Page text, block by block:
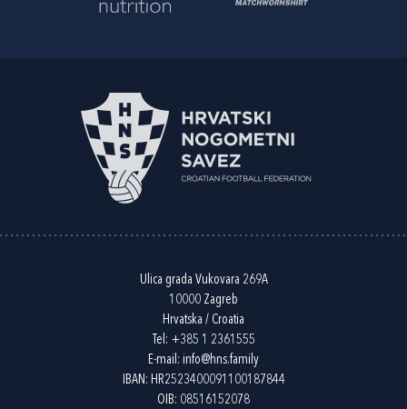
Ulica grada Vukovara 269A
10000 Zagreb
Hrvatska / Croatia
Tel: +385 1 2361555
E-mail: info@hns.family
IBAN: HR2523400091100187844
OIB: 08516152078